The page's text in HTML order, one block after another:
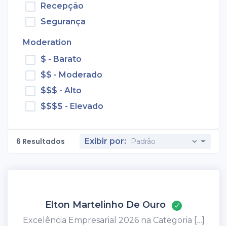
Recepção
Segurança
Moderation
$ - Barato
$$ - Moderado
$$$ - Alto
$$$$ - Elevado
6 Resultados Exibir por:
Elton Martelinho De Ouro
Excelência Empresarial 2026 na Categoria […]